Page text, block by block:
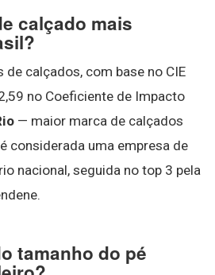
calçado mais
calçados, com base no CIE
no Coeficiente de Impacto
— maior marca de calçados
considerada uma empresa de
nacional, seguida no top 3 pela
tamanho do pé